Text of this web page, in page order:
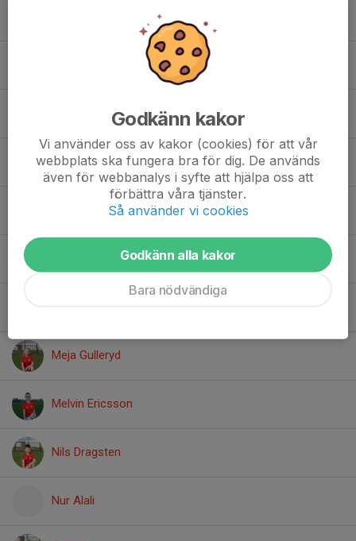
Benjamin Lyckholm
Daniel Stenius
Elias Lundevall
Hedvig Sannehag
Meja Gulleryd
Melvin Ericsson
Nils Dragsten
Nur Alali
Godkänn kakor
Vi använder oss av kakor (cookies) för att vår
webbplats ska fungera bra för dig. De används
även för webbanalys i syfte att hjälpa oss att
förbättra våra tjänster.
Så använder vi cookies
Godkänn alla kakor
Bara nödvändiga